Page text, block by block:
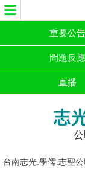
重要公告
問題反應
直播
志
台南志光.學儒.志聖